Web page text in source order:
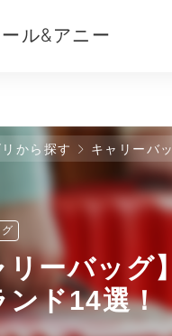
ル&アニー
から探す キャリーバ
リーバッ
ンド14選！